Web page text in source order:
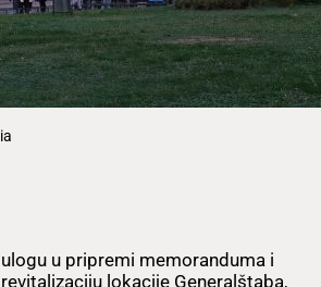
u pripremi memoranduma i
lokacije Generalštaba,